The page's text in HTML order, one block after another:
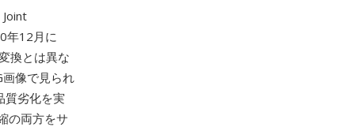
年12月に
換とは異な
画像で見られ
質劣化を実
の両方をサ